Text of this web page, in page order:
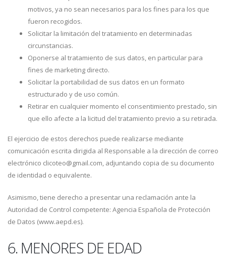
motivos, ya no sean necesarios para los fines para los que
fueron recogidos.
Solicitar la limitación del tratamiento en determinadas
circunstancias.
Oponerse al tratamiento de sus datos, en particular para
fines de marketing directo.
Solicitar la portabilidad de sus datos en un formato
estructurado y de uso común.
Retirar en cualquier momento el consentimiento prestado, sin
que ello afecte a la licitud del tratamiento previo a su retirada.
El ejercicio de estos derechos puede realizarse mediante
comunicación escrita dirigida al Responsable a la dirección de correo
electrónico clicoteo@gmail.com, adjuntando copia de su documento
de identidad o equivalente.
Asimismo, tiene derecho a presentar una reclamación ante la
Autoridad de Control competente: Agencia Española de Protección
de Datos (www.aepd.es).
6. MENORES DE EDAD